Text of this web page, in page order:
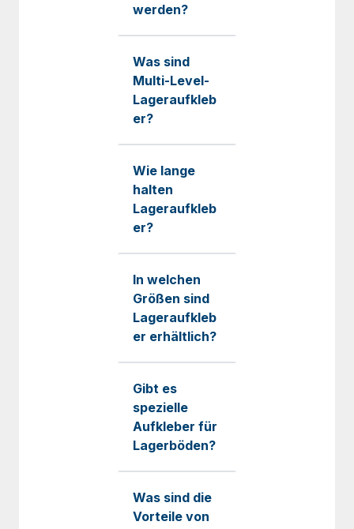
werden?
Was sind
Multi-Level-
Lageraufkleb
er?
Wie lange
halten
Lageraufkleb
er?
In welchen
Größen sind
Lageraufkleb
er erhältlich?
Gibt es
spezielle
Aufkleber für
Lagerböden?
Was sind die
Vorteile von